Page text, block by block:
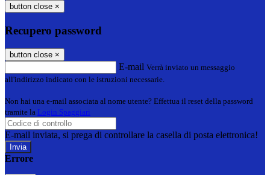
button close ×
Recupero password
button close ×
E-mail Verrà inviato un messaggio
all'indirizzo indicato con le istruzioni necessarie.
Non hai una e-mail associata al nome utente? Effettua il reset della password
tramite la Login Spaggiari
E-mail inviata, si prega di controllare la casella di posta elettronica!
Errore